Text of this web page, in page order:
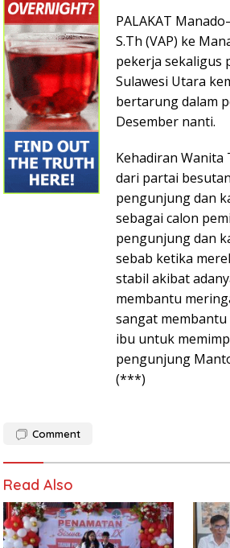
PALAKAT
S.Th (VAP) ke
pekerja sekaligus
Sulawesi Utara
bertarung dalam
Desember nanti.
Kehadiran Wanita
dari partai
pengunjung dan
sebagai calon
pengunjung dan
sebab ketika
stabil akibat
membantu
sangat membantu
ibu untuk
pengunjung
(***)
Comment
Read Also